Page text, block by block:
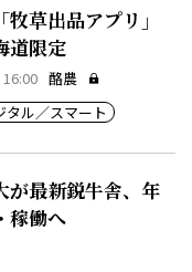
草出品アプリ」
道限定
酪農
タル／スマート
が最新鋭牛舎、年
稼働へ